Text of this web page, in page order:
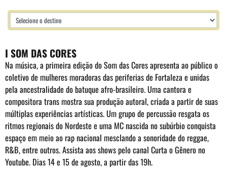
I SOM DAS CORES
Na música, a primeira edição do Som das Cores apresenta ao público o
coletivo de mulheres moradoras das periferias de Fortaleza e unidas
pela ancestralidade do batuque afro-brasileiro. Uma cantora e
compositora trans mostra sua produção autoral, criada a partir de suas
múltiplas experiências artísticas. Um grupo de percussão resgata os
ritmos regionais do Nordeste e uma MC nascida no subúrbio conquista
espaço em meio ao rap nacional mesclando a sonoridade do reggae,
R&B, entre outros. Assista aos shows pelocanal Curta o Gênero no
Youtube. Dias 14 e 15 de agosto, a partir das 19h.